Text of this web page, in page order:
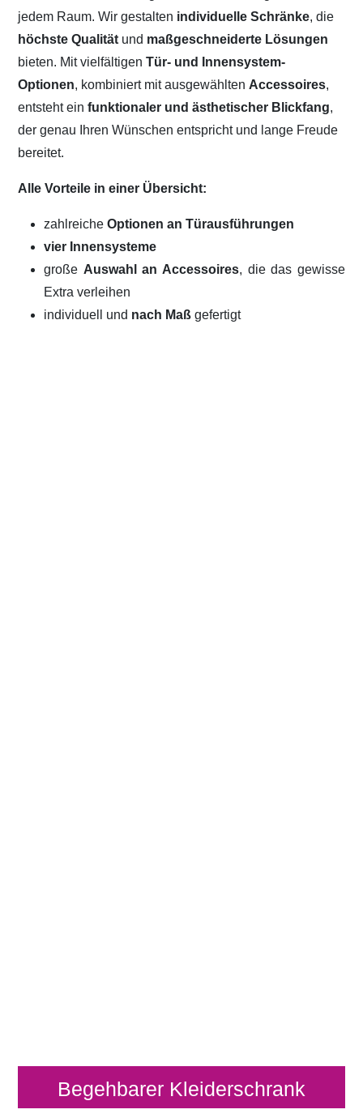
jedem Raum. Wir gestalten individuelle Schränke, die
höchste Qualität und maßgeschneiderte Lösungen
bieten. Mit vielfältigenTür- und Innensystem-
Optionen, kombiniert mit ausgewählten Accessoires,
entsteht einfunktionaler und ästhetischer Blickfang,
der genau Ihren Wünschen entspricht und lange Freude
bereitet.
Alle Vorteile in einer Übersicht:
zahlreicheOptionen an Türausführungen
vier Innensysteme
große Auswahl an Accessoires, die das gewisse
Extra verleihen
individuell und nach Maßgefertigt
Begehbarer Kleiderschrank